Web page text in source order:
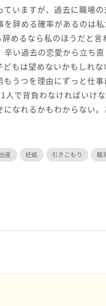
いますが、過去に職場
辞める確率があるのは
めるなら私のほうだと言
い過去の恋愛から立ち
もは望めないかもしれな
うつを理由にずっと仕
で背負わなければいけな
なれるかもわからない
出産 妊娠 引きこもり 職